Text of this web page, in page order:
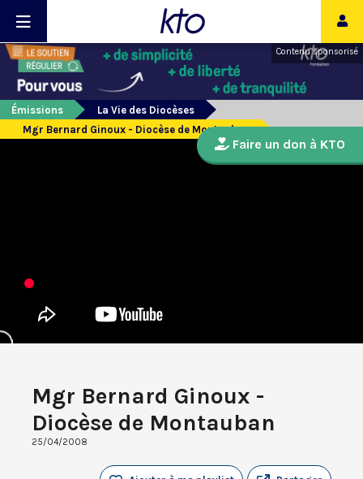
Contenu sponsorisé
Émissions
La Vie des Diocèses
Mgr Bernard Ginoux - Diocèse de Montauban
Mgr Bernard Ginoux -
Diocèse de Montauban
25/04/2008
Faire un don à KTO